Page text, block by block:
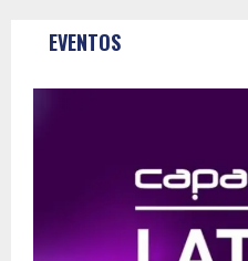
EVENTOS